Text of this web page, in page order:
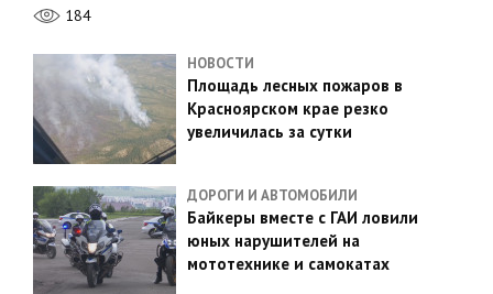
184
НОВОСТИ
Площадь лесных пожаров в
Красноярском крае резко
увеличилась за сутки
ДОРОГИ И АВТОМОБИЛИ
Байкеры вместе с ГАИ ловили
юных нарушителей на
мототехнике и самокатах